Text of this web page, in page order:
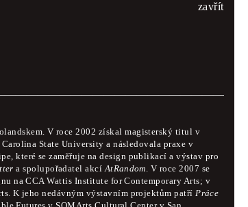
zavřít
V roce 2002 získal magisterský titul v
State University a následovala praxe v
které se zaměřuje na design publikací a výstav pro
a spolupořadatel akcíAtRandom. V roce 2007 se
na CCA Wattis Institute for Contemporary Arts; v
K jeho nedávným výstavním projektům patříPráce
světově významných tvůrců a
jejich prací a názory. Rovněž bude i
čeština a angličtina.